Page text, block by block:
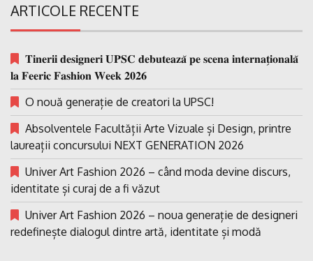
ARTICOLE RECENTE
𝐓𝐢𝐧𝐞𝐫𝐢𝐢 𝐝𝐞𝐬𝐢𝐠𝐧𝐞𝐫𝐢 𝐔𝐏𝐒𝐂 𝐝𝐞𝐛𝐮𝐭𝐞𝐚𝐳𝐚̆ 𝐩𝐞 𝐬𝐜𝐞𝐧𝐚 𝐢𝐧𝐭𝐞𝐫𝐧𝐚𝐭̗𝐢𝐨𝐧𝐚𝐥𝐚̆
𝐥𝐚 𝐅𝐞𝐞𝐫𝐢𝐜 𝐅𝐚𝐬𝐡𝐢𝐨𝐧 𝐖𝐞𝐞𝐤 𝟐𝟎𝟐𝟔
O nouă generație de creatori la UPSC!
Absolventele Facultății Arte Vizuale și Design, printre
laureații concursului NEXT GENERATION 2026
Univer Art Fashion 2026 – când moda devine discurs,
identitate și curaj de a fi văzut
Univer Art Fashion 2026 – noua generație de designeri
redefinește dialogul dintre artă, identitate și modă